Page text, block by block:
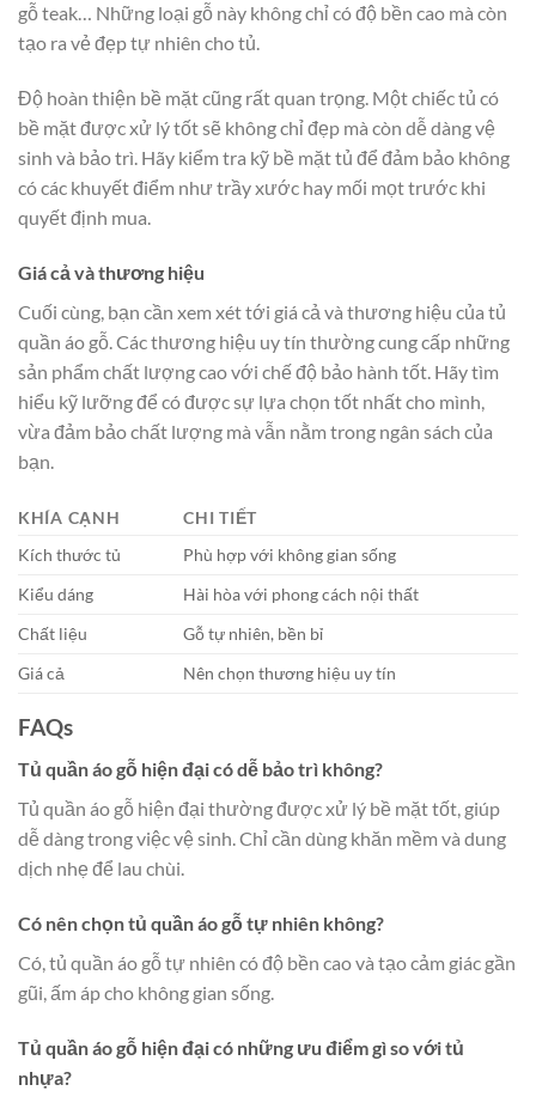
gỗ teak… Những loại gỗ này không chỉ có độ bền cao mà còn
tạo ra vẻ đẹp tự nhiên cho tủ.
Độ hoàn thiện bề mặt cũng rất quan trọng. Một chiếc tủ có
bề mặt được xử lý tốt sẽ không chỉ đẹp mà còn dễ dàng vệ
sinh và bảo trì. Hãy kiểm tra kỹ bề mặt tủ để đảm bảo không
có các khuyết điểm như trầy xước hay mối mọt trước khi
quyết định mua.
Giá cả và thương hiệu
Cuối cùng, bạn cần xem xét tới giá cả và thương hiệu của tủ
quần áo gỗ. Các thương hiệu uy tín thường cung cấp những
sản phẩm chất lượng cao với chế độ bảo hành tốt. Hãy tìm
hiểu kỹ lưỡng để có được sự lựa chọn tốt nhất cho mình,
vừa đảm bảo chất lượng mà vẫn nằm trong ngân sách của
bạn.
KHÍA CẠNH
CHI TIẾT
Kích thước tủ
Phù hợp với không gian sống
Kiểu dáng
Hài hòa với phong cách nội thất
Chất liệu
Gỗ tự nhiên, bền bỉ
Giá cả
Nên chọn thương hiệu uy tín
FAQs
Tủ quần áo gỗ hiện đại có dễ bảo trì không?
Tủ quần áo gỗ hiện đại thường được xử lý bề mặt tốt, giúp
dễ dàng trong việc vệ sinh. Chỉ cần dùng khăn mềm và dung
dịch nhẹ để lau chùi.
Có nên chọn tủ quần áo gỗ tự nhiên không?
Có, tủ quần áo gỗ tự nhiên có độ bền cao và tạo cảm giác gần
gũi, ấm áp cho không gian sống.
Tủ quần áo gỗ hiện đại có những ưu điểm gì so với tủ
nhựa?